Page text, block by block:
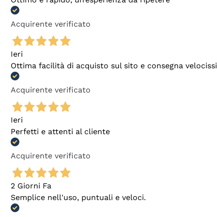
Acquirente verificato
Ieri
Ottima facilità di acquisto sul sito e consegna
Acquirente verificato
Ieri
Perfetti e attenti al cliente
Acquirente verificato
2 Giorni Fa
Semplice nell'uso, puntuali e veloci.